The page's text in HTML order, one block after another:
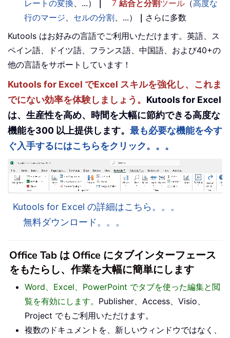
レートの変換、...） 7 結合と分割ツール （高度な
行のマージ、 セルの分割、...） ｜ さらに多数
Kutools はお好みの言語でご利用いただけます。英語、ス
ペイン語、ドイツ語、フランス語、中国語、および40+の
他の言語をサポートしています！
Kutools for Excel でExcel スキルを強化し、これま
でにない効率を体験しましょう。 Kutools for Excel
は、生産性を高め、時間を大幅に節約できる高度な
機能を300 以上提供します。 最も必要な機能を今す
ぐ入手するにはこちらをクリック。。。
Kutools for Excel の詳細はこちら。。。
無料ダウンロード。。。
Office Tab は Office にタブインターフェース
をもたらし、作業を大幅に簡単にします
Word、Excel、PowerPoint でタブを使った編集と閲
覧を有効にします。 Publisher、Access、Visio、
Project でもご利用いただけます。
複数のドキュメントを、新しいウィンドウではなく、